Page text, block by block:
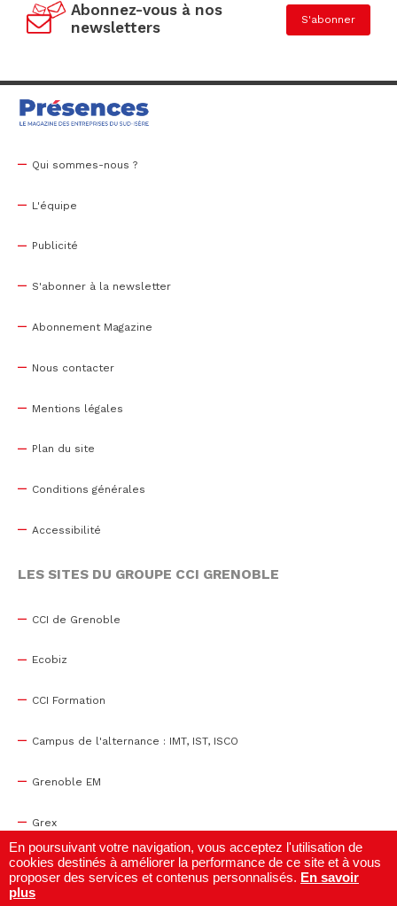
Abonnez-vous à nos
newsletters
S'abonner
Qui sommes-nous ?
L'équipe
Publicité
S'abonner à la newsletter
Abonnement Magazine
Nous contacter
Mentions légales
Plan du site
Conditions générales
Accessibilité
LES SITES DU GROUPE CCI GRENOBLE
CCI de Grenoble
Ecobiz
CCI Formation
Campus de l'alternance : IMT, IST, ISCO
Grenoble EM
Grex
WTC Grenoble
En poursuivant votre navigation, vous acceptez l'utilisation de
cookies destinés à améliorer la performance de ce site et à vous
proposer des services et contenus personnalisés. En savoir
plus